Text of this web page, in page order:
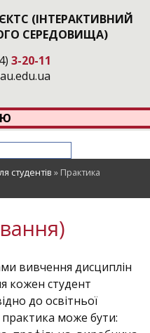
(ІНТЕРАКТИВНИЙ
СЕРЕДОВИЩА)
3-20-11
студентів » Практика
вивчення дисциплін
кожен студент
до освітньої
практика може бути: